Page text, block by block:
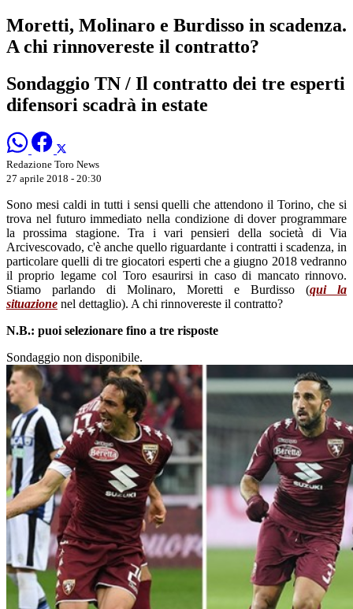
Moretti, Molinaro e Burdisso in scadenza.
A chi rinnovereste il contratto?
Sondaggio TN / Il contratto dei tre esperti
difensori scadrà in estate
Redazione Toro News
27 aprile 2018 - 20:30
Sono mesi caldi in tutti i sensi quelli che attendono il Torino, che si
trova nel futuro immediato nella condizione di dover programmare
la prossima stagione. Tra i vari pensieri della società di Via
Arcivescovado, c'è anche quello riguardante i contratti i scadenza, in
particolare quelli di tre giocatori esperti che a giugno 2018 vedranno
il proprio legame col Toro esaurirsi in caso di mancato rinnovo.
Stiamo parlando di Molinaro, Moretti e Burdisso (qui la
situazione nel dettaglio). A chi rinnovereste il contratto?
N.B.: puoi selezionare fino a tre risposte
Sondaggio non disponibile.